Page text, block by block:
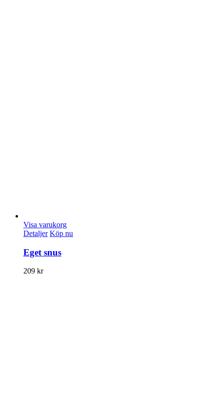
Visa varukorg
Detaljer Köp nu
Eget snus
209 kr